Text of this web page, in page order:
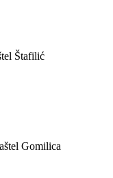
Štafilić
Gomilica